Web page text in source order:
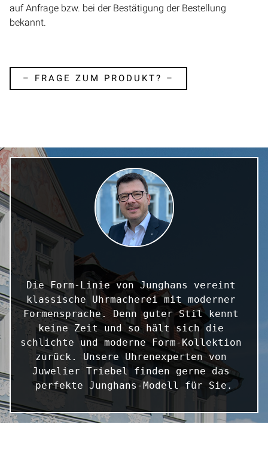
auf Anfrage bzw. bei der Bestätigung der Bestellung
bekannt.
– FRAGE ZUM PRODUKT? –
Die Form-Linie von Junghans vereint
klassische Uhrmacherei mit moderner
Formensprache. Denn guter Stil kennt
keine Zeit und so hält sich die
schlichte und moderne Form-Kollektion
zurück. Unsere Uhrenexperten von
Juwelier Triebel finden gerne das
perfekte Junghans-Modell für Sie.